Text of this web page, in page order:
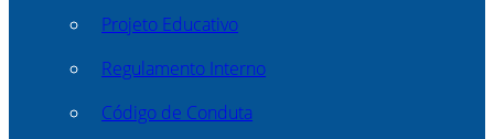
Projeto Educativo
Regulamento Interno
Código de Conduta